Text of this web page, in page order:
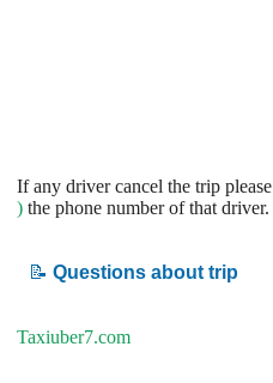
If any driver cancel the trip please
) the phone number of that driver.
📝 Questions about trip
Taxiuber7.com